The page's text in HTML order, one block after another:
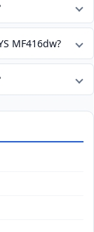
MF416dw?